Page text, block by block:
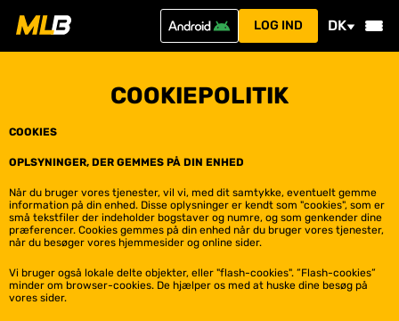
LOG IND DK
COOKIEPOLITIK
COOKIES
OPLSYNINGER, DER GEMMES PÅ DIN ENHED
Når du bruger vores tjenester, vil vi, med dit samtykke, eventuelt gemme
information på din enhed. Disse oplysninger er kendt som "cookies", som er
små tekstfiler der indeholder bogstaver og numre, og som genkender dine
præferencer. Cookies gemmes på din enhed når du bruger vores tjenester,
når du besøger vores hjemmesider og online sider.
Vi bruger også lokale delte objekter, eller "flash-cookies". ”Flash-cookies”
minder om browser-cookies. De hjælper os med at huske dine besøg på
vores sider.